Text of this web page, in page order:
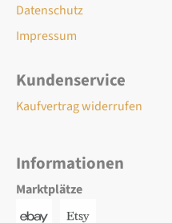
Datenschutz
Impressum
Kundenservice
Kaufvertrag widerrufen
Informationen
Marktplätze